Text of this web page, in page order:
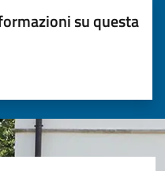
su questa
5